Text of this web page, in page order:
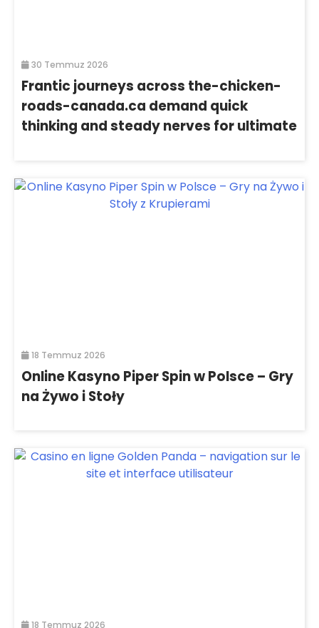
30 Temmuz 2026
Frantic journeys across the-chicken-
roads-canada.ca demand quick
thinking and steady nerves for ultimate
18 Temmuz 2026
Online Kasyno Piper Spin w Polsce – Gry
na Żywo i Stoły
18 Temmuz 2026